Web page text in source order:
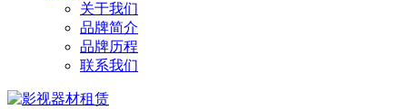
关于我们
品牌简介
品牌历程
联系我们